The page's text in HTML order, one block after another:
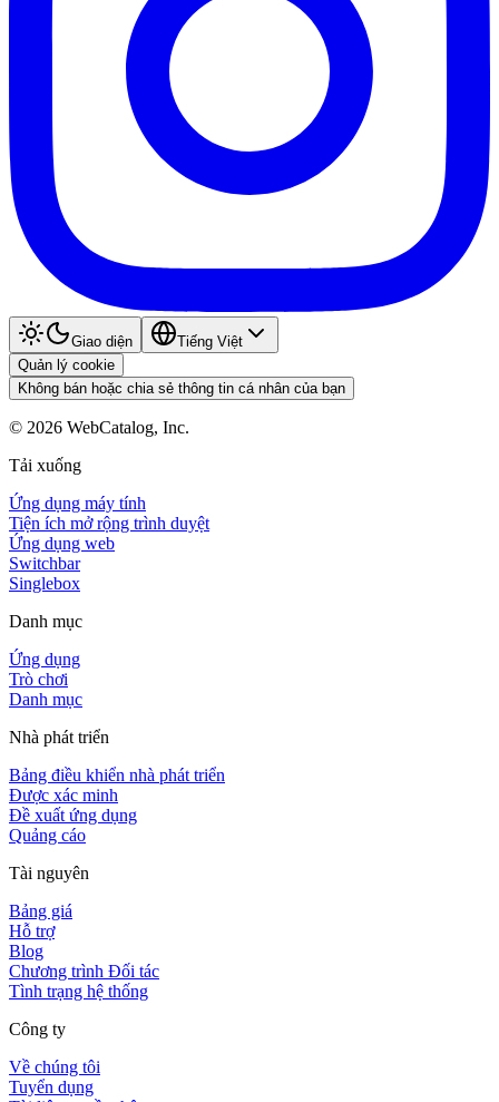
Giao diện
Tiếng Việt
Quản lý cookie
Không bán hoặc chia sẻ thông tin cá nhân của bạn
© 2026 WebCatalog, Inc.
Tải xuống
Ứng dụng máy tính
Tiện ích mở rộng trình duyệt
Ứng dụng web
Switchbar
Singlebox
Danh mục
Ứng dụng
Trò chơi
Danh mục
Nhà phát triển
Bảng điều khiển nhà phát triển
Được xác minh
Đề xuất ứng dụng
Quảng cáo
Tài nguyên
Bảng giá
Hỗ trợ
Blog
Chương trình Đối tác
Tình trạng hệ thống
Công ty
Về chúng tôi
Tuyển dụng